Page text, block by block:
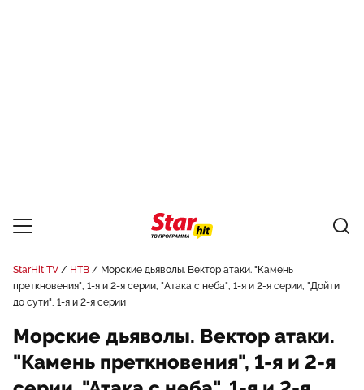
StarHit TV НТВ
Морские дьяволы. Вектор атаки. "Камень
преткновения", 1-я и 2-я серии, "Атака с неба", 1-я и 2-я серии, "Дойти
до сути", 1-я и 2-я серии
Морские дьяволы. Вектор атаки.
"Камень преткновения", 1-я и 2-я